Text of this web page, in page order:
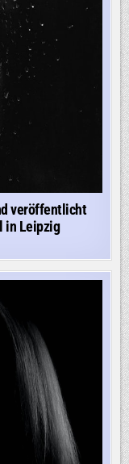
veröffentlicht
in Leipzig